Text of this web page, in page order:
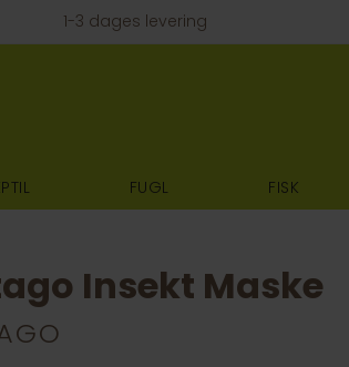
1-3 dages levering
FUGL FISK
Insekt Maske